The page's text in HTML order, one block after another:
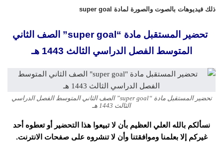
ذلك فيديوهات بالصوت والصورة لمادة super goal
تحضير المستقبل مادة “super goal” الصف الثاني
المتوسط الفصل الدراسي الثالث 1443 هـ
تحضير المستقبل مادة “super goal” الصف الثاني المتوسط الفصل الدراسي
الثالث 1443 هـ
نسألكم بالله العلي العظيم بأن لا تبيعوا هذا التحضير أو تعطوه أحد
غيركم إلا بعلمنا وموافقتنا وأن لا تنشروه على صفحات الانترنت.